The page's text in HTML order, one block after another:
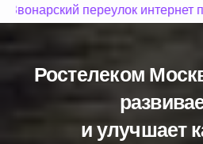
Звонарский переулок интернет
Ростелеком
и улучшает